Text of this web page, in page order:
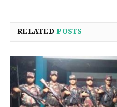
RELATEDPOSTS